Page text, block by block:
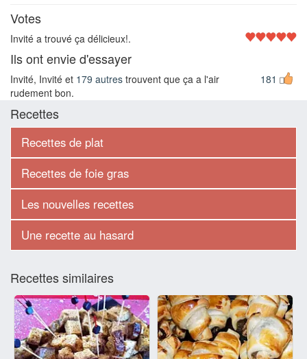
Votes
Invité a trouvé ça délicieux!.
Ils ont envie d'essayer
181
Invité, Invité et 179 autres trouvent que ça a l'air
rudement bon.
Recettes
Recettes de plat
Recettes de foie gras
Les nouvelles recettes
Une recette au hasard
Recettes similaires